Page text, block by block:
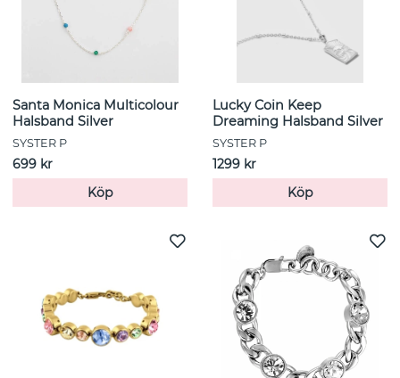
Santa Monica Multicolour
Halsband Silver
SYSTER P
699 kr
Köp
Lucky Coin Keep
Dreaming Halsband Silver
SYSTER P
1299 kr
Köp